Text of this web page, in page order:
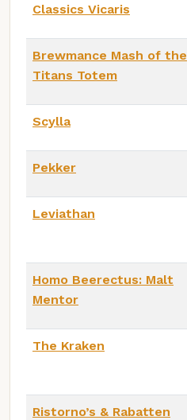
Classics Vicaris
Brewmance Mash of the
Titans Totem
Scylla
Pekker
Leviathan
Homo Beerectus: Malt
Mentor
The Kraken
Ristorno’s & Rabatten